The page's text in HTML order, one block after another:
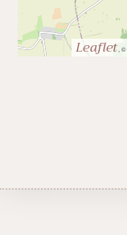
Leaflet, ©